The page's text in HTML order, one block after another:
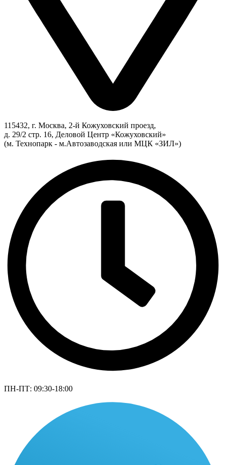
115432, г. Москва, 2-й Кожуховский проезд,
д. 29/2 стр. 16, Деловой Центр «Кожуховский»
(м. Технопарк - м.Автозаводская или МЦК «ЗИЛ»)
ПН-ПТ: 09:30-18:00